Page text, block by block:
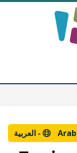
الرئيسي Skip
العربية